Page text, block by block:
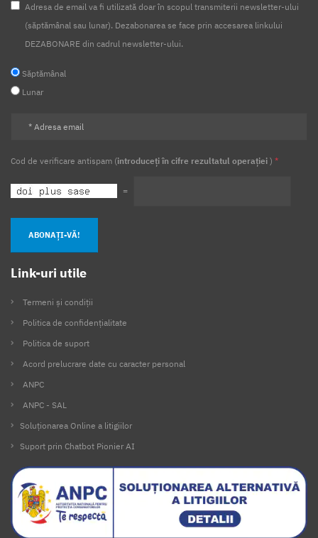
Adresa de email va fi utilizată doar în scopul transmiterii newsletter-ului
(săptămânal sau lunar). Dezabonarea se face prin accesarea linkului
DEZABONARE din cadrul newsletter-ului.
Săptămânal
Lunar
Cod de verificare antispam (introduceți în cifre rezultatul operației ) *
=
ABONAȚI-VĂ!
Link-uri utile
Termeni și condiții
Politica de confidențialitate
Politica de suport
Acord prelucrare date cu caracter personal
ANPC
ANPC - SAL
Soluționarea Online a litigiilor
Suport prin Chatbot Pionier AI